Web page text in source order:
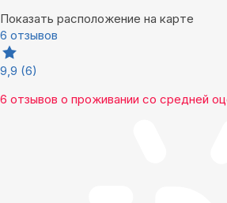
Показать расположение на карте
6 отзывов
9,9 (6)
6 отзывов о проживании со средней